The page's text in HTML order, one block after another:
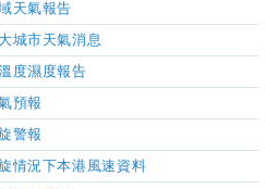
天氣報告
城市天氣消息
度濕度報告
預報
警報
情況下本港風速資料